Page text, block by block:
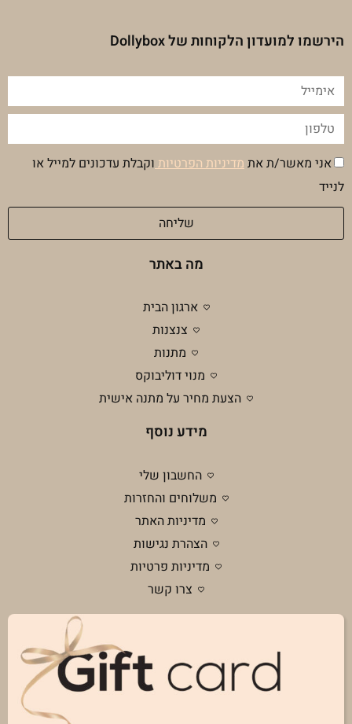
הירשמו למועדון הלקוחות של Dollybox
אימייל
טלפון
הסכמה
פרטיות
אני מאשר/ת אתמדיניות הפרטיותוקבלת עדכונים למייל או
לנייד
שליחה
מה באתר
ארגון הבית
צנצנות
מתנות
מנוי דוליבוקס
הצעת מחיר על מתנה אישית
מידע נוסף
החשבון שלי
משלוחים והחזרות
מדיניות האתר
הצהרת נגישות
מדיניות פרטיות
צרו קשר